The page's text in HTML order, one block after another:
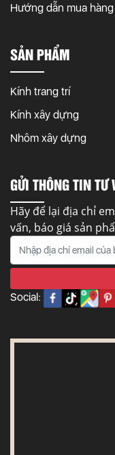
Hướng dẫn mua
SẢN PHẨM
Kính trang trí
Kính xây dựng
Nhôm xây dựng
GỬI THÔNG TIN TƯ
Hãy để lại địa chỉ
vấn, báo giá sản
Social: